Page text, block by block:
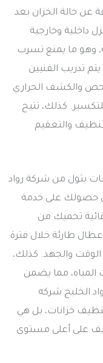
عن حالة الخزان بعد
داخلية وخارجية
وهو ما يمنع تسرب
تدريب الفنيين
والكشف الحراري
كذلك، تتيح
والتعقيم
بثول من شركة رواد
حصولك على خدمة
تحميك من
طارئة خلال فترة
الوقت والجهد. كذلك،
المياه، مما يضمن
الخليج شركه
خزانات، بل هي
على أعلى مستوى